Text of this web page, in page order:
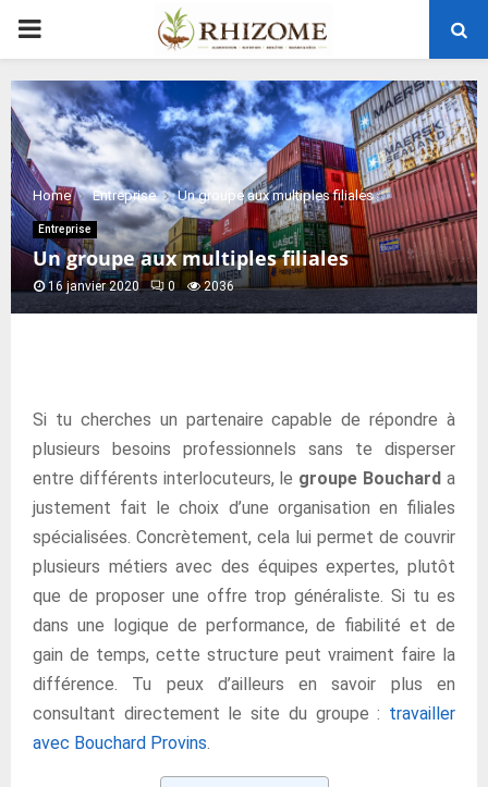
PRIMARY
MENU
Home Entreprise Un groupe aux multiples filiales
Entreprise
Un groupe aux multiples filiales
16 janvier 2020 0 2036
Si tu cherches un partenaire capable de répondre à
plusieurs besoins professionnels sans te disperser
entre différents interlocuteurs, le groupe Bouchard a
justement fait le choix d’une organisation en filiales
spécialisées. Concrètement, cela lui permet de couvrir
plusieurs métiers avec des équipes expertes, plutôt
que de proposer une offre trop généraliste. Si tu es
dans une logique de performance, de fiabilité et de
gain de temps, cette structure peut vraiment faire la
différence. Tu peux d’ailleurs en savoir plus en
consultant directement le site du groupe : travailler
avec Bouchard Provins.